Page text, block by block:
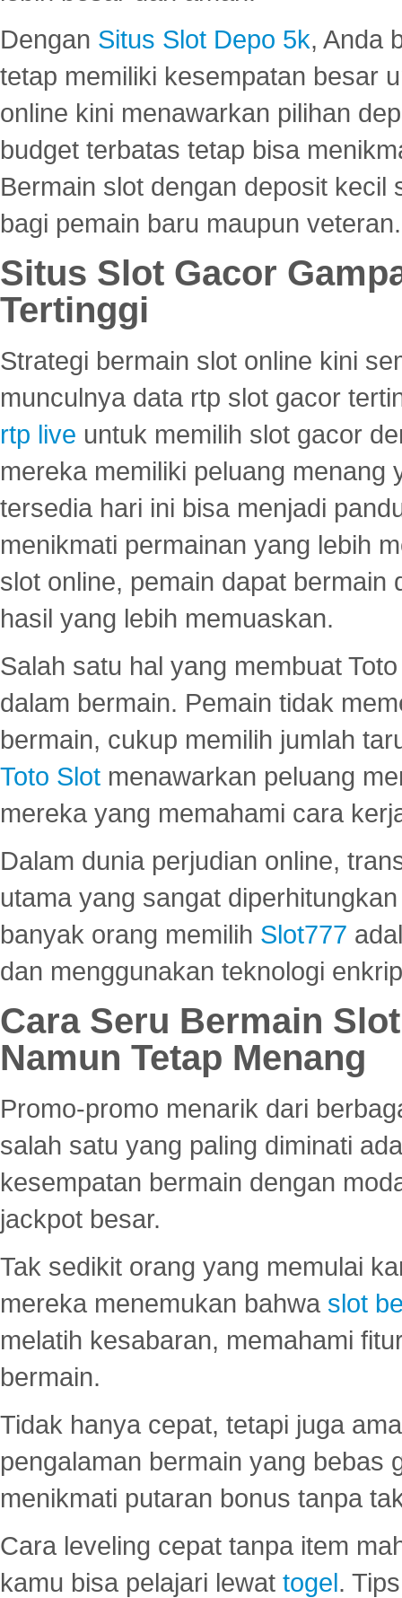
Dengan Situs Slot Depo 5k, Anda
tetap memiliki kesempatan besar
online kini menawarkan pilihan
budget terbatas tetap bisa
Bermain slot dengan deposit
bagi pemain baru maupun veteran.
Situs Slot Gacor
Tertinggi
Strategi bermain slot online kini
munculnya data rtp slot gacor
rtp live untuk memilih slot gacor
mereka memiliki peluang menang
tersedia hari ini bisa menjadi
menikmati permainan yang lebih
slot online, pemain dapat
hasil yang lebih memuaskan.
Salah satu hal yang membuat
dalam bermain. Pemain tidak
bermain, cukup memilih jumlah
Toto Slot menawarkan peluang
mereka yang memahami cara
Dalam dunia perjudian online,
utama yang sangat
banyak orang memilih Slot777
dan menggunakan teknologi
Cara Seru Bermain
Namun Tetap Menang
Promo-promo menarik dari
salah satu yang paling diminati
kesempatan bermain dengan
jackpot besar.
Tak sedikit orang yang memulai
mereka menemukan bahwa slot
melatih kesabaran, memahami
bermain.
Tidak hanya cepat, tetapi juga
pengalaman bermain yang bebas
menikmati putaran bonus tanpa
Cara leveling cepat tanpa item
kamu bisa pelajari lewat togel.